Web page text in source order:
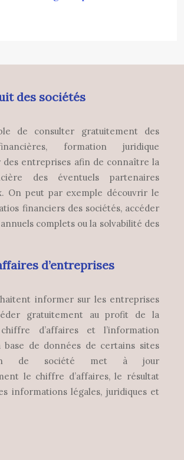
des sociétés
de consulter gratuitement des
formation juridique
des entreprises afin de connaître la
des éventuels partenaires
On peut par exemple découvrir le
financiers des sociétés, accéder
complets ou la solvabilité des
d’entreprises
informer sur les entreprises
gratuitement au profit de la
d’affaires et l’information
base de données de certains sites
de société met à jour
le chiffre d’affaires, le résultat
informations légales, juridiques et